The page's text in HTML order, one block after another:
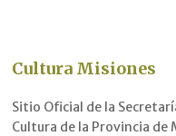
Cultura Misiones
Sitio Oficial de la
Cultura de la Provincia de